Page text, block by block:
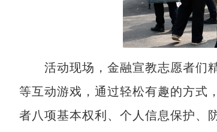
活动现场，金融宣教志愿者们精
等互动游戏，通过轻松有趣的方式
者八项基本权利、个人信息保护、